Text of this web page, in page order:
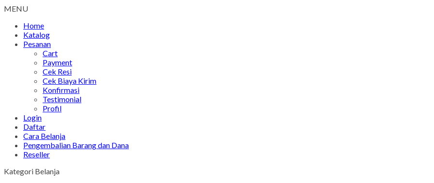
MENU
Home
Katalog
Pesanan
Cart
Payment
Cek Resi
Cek Biaya Kirim
Konfirmasi
Testimonial
Profil
Login
Daftar
Cara Belanja
Pengembalian Barang dan Dana
Reseller
Kategori Belanja